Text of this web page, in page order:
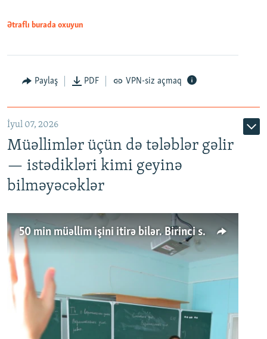
Ətraflı burada oxuyun
Paylaş PDF VPN-siz açmaq
İyul 07, 2026
Müəllimlər üçün də tələblər gəlir
— istədikləri kimi geyinə
bilməyəcəklər
50 min müəllim işini itirə bilər. Birinci sinfə gedənlər azalır